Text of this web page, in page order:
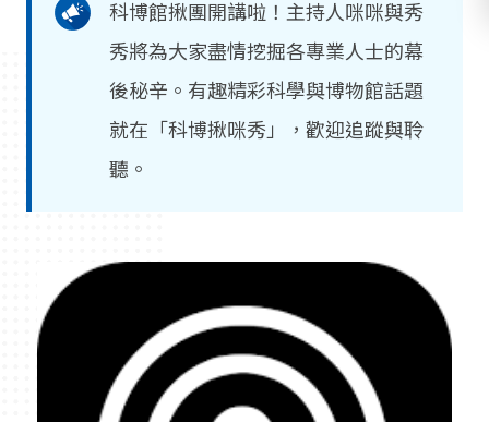
科博館揪團開講啦！主持人咪咪與秀
秀將為大家盡情挖掘各專業人士的幕
後秘辛。有趣精彩科學與博物館話題
就在「科博揪咪秀」，歡迎追蹤與聆
聽。